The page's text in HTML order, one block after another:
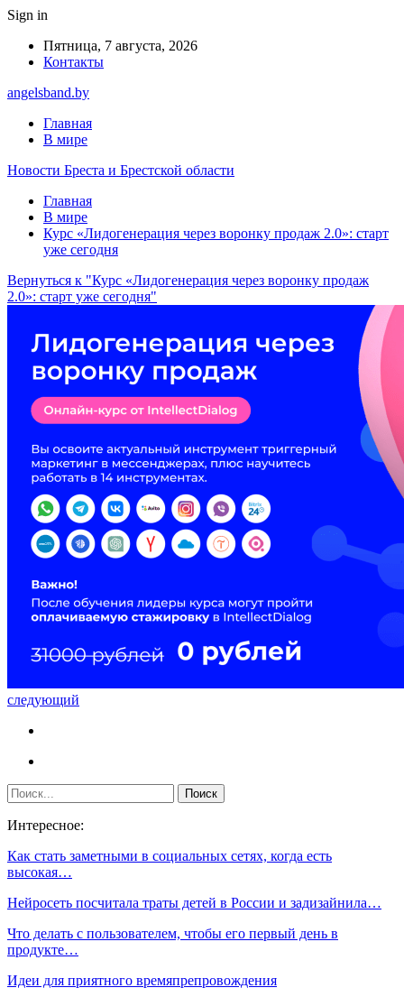
Sign in
Пятница, 7 августа, 2026
Контакты
angelsband.by
Главная
В мире
Новости Бреста и Брестской области
Главная
В мире
Курс «Лидогенерация через воронку продаж 2.0»: старт
уже сегодня
Вернуться к "Курс «Лидогенерация через воронку продаж
2.0»: старт уже сегодня"
следующий
Интересное:
Как стать заметными в социальных сетях, когда есть
высокая…
Нейросеть посчитала траты детей в России и задизайнила…
Что делать с пользователем, чтобы его первый день в
продукте…
Идеи для приятного времяпрепровождения